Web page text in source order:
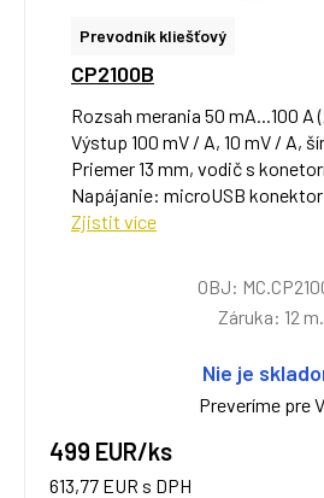
Prevodník kliešťový
CP2100B
Rozsah merania 50 mA...100 A
Výstup 100 mV / A, 10 mV / A,
Priemer 13 mm, vodič s
Napájanie: microUSB konektor
Zjistit více
OBJ:
Záruka: 12 m.
Nie je
Preveríme pre
499 EUR/ks
613,77 EUR s DPH